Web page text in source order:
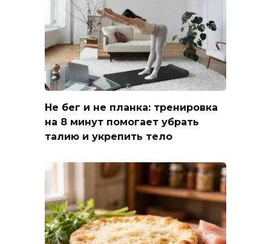
Не бег и не планка: тренировка
на 8 минут помогает убрать
талию и укрепить тело